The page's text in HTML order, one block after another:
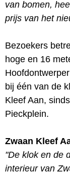
van bomen,
prijs van het
Bezoekers
hoge en 16
bij één van de
Kleef Aan,
Pieckplein.
Zwaan Kleef
"De klok en de
interieur van